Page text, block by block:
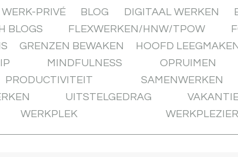
PRIVÉ BLOG DIGITAAL WERKEN
BLOGS FLEXWERKEN/HNW/TPOW
GRENZEN BEWAKEN HOOFD
MINDFULNESS OPRUIMEN
PRODUCTIVITEIT SAMENWERKEN
UITSTELGEDRAG
WERKPLEK WERKPLEZIER